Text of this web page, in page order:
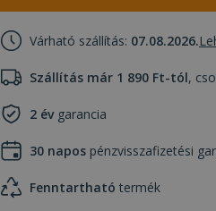
Várható szállítás: 07.08.2026.
Szállítás már 1 890 Ft-tól,
2 évgarancia
30 napos pénzvisszafizetési
Fenntartható termék